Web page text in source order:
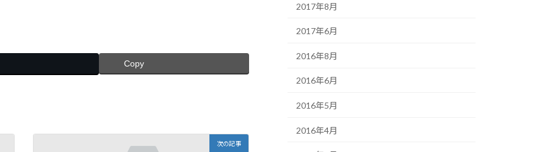
Copy
次の記事
2017年8月
2017年6月
2016年8月
2016年6月
2016年5月
2016年4月